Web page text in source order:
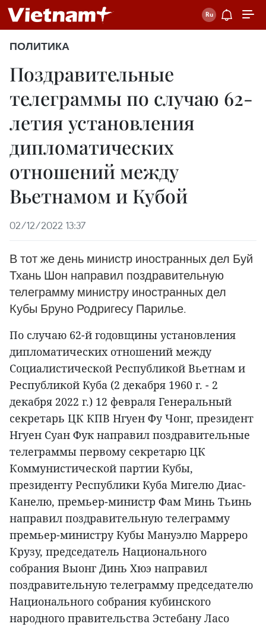
ПОЛИТИКА
Поздравительные
телеграммы по случаю 62-
летия установления
дипломатических
отношений между
Вьетнамом и Кубой
02/12/2022 13:37
В тот же день министр иностранных дел Буй
Тхань Шон направил поздравительную
телеграмму министру иностранных дел
Кубы Бруно Родригесу Парилье.
По случаю 62-й годовщины установления
дипломатических отношений между
Социалистической Республикой Вьетнам и
Республикой Куба (2 декабря 1960 г. - 2
декабря 2022 г.) 12 февраля Генеральный
секретарь ЦК КПВ Нгуен Фу Чонг, президент
Нгуен Суан Фук направил поздравительные
телеграммы первому секретарю ЦК
Коммунистической партии Кубы,
президенту Республики Куба Мигелю Диас-
Канелю, премьер-министр Фам Минь Тьинь
направил поздравительную телеграмму
премьер-министру Кубы Мануэлю Марреро
Крузу, председатель Национального
собрания Выонг Динь Хюэ направил
поздравительную телеграмму председателю
Национального собрания кубинского
народного правительства Эстебану Ласо